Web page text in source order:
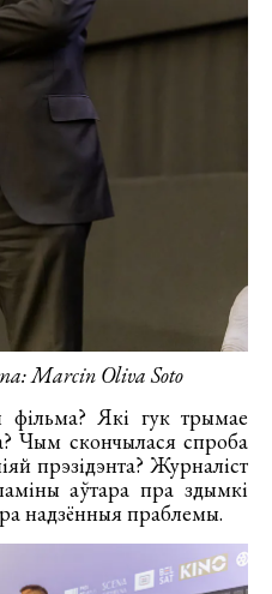
Marcin Oliva Soto
фільма? Які гук трымае
Чым скончылася спроба
прэзідэнта? Журналіст
аўтара пра здымкі
надзённыя праблемы.